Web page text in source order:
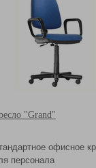
"Grand"
офисное
персонала